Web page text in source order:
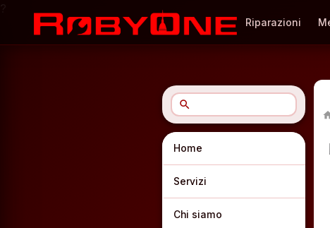
Riparazioni
search
Home
Servizi
Chi siamo